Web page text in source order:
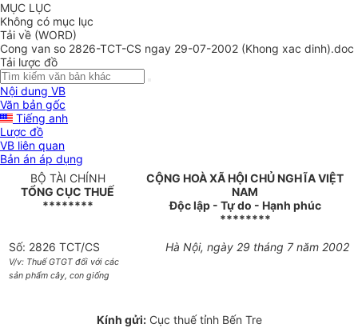
MỤC LỤC
Không có mục lục
Tải về (WORD)
Cong van so 2826-TCT-CS ngay 29-07-2002 (Khong xac dinh).doc
Tải lược đồ
Nội dung VB
Văn bản gốc
Tiếng anh
Lược đồ
VB liên quan
Bản án áp dụng
BỘ TÀI CHÍNH
TỔNG CỤC THUẾ
********
CỘNG HOÀ XÃ HỘI CHỦ NGHĨA VIỆT
NAM
Độc lập - Tự do - Hạnh phúc
********
Số: 2826 TCT/CS
V/v: Thuế GTGT đối với các
sản phẩm cây, con giống
Hà Nội, ngày 29 tháng 7 năm 2002
Kính gửi:Cục thuế tỉnh Bến Tre